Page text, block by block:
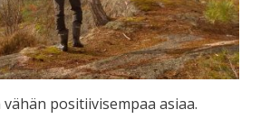
positiivisempaa asiaa.